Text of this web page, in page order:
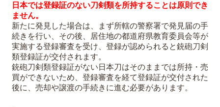
日本では登録証のない刀剣類を所持することは原則でき
ません。
新たに発見した場合は、まず所轄の警察署で発見届の手
続きを行い、その後、居住地の都道府県教育委員会等が
実施する登録審査を受け、登録が認められると銃砲刀剣
類登録証が交付されます。
銃砲刀剣類登録証がない日本刀はそのままでは所持・売
買ができないため、登録審査を経て登録証が交付された
後に、売却や譲渡の手続きに進む必要があります。